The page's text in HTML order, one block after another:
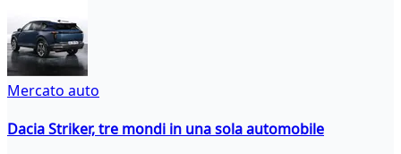
Mercato auto
Dacia Striker, tre mondi in una sola automobile